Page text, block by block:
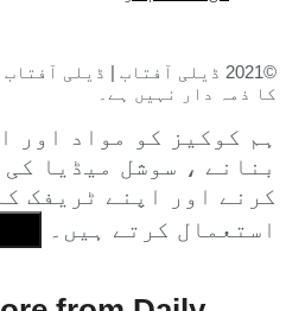
©2021 ڈیلی آفتاب | ڈیلی
کا ذمہ دار نہیں ہے۔
ہم کوکیز کو مواد اور
بنانے ، سوشل میڈیا
کرنے اور اپنے ٹریفک
استعمال کرتے ہیں۔